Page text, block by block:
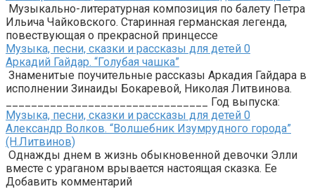
Музыкально-литературная композиция по балету Петра
Ильича Чайковского. Старинная германская легенда,
повествующая о прекрасной принцессе
Музыка, песни, сказки и рассказы для детей 0
Аркадий Гайдар. “Голубая чашка”
Знаменитые поучительные рассказы Аркадия Гайдара в
исполнении Зинаиды Бокаревой, Николая Литвинова.
________________________________ Год выпуска:
Музыка, песни, сказки и рассказы для детей 0
Александр Волков. “Волшебник Изумрудного города”
(Н.Литвинов)
Однажды днем в жизнь обыкновенной девочки Элли
вместе с ураганом врывается настоящая сказка. Ее
Добавить комментарий